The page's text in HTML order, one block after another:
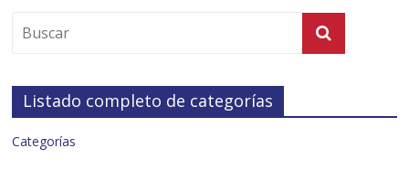
Listado completo de categorías
Categorías